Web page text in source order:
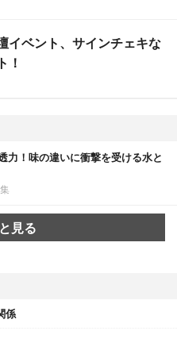
イベント、サインチェキな
！
力！味の違いに衝撃を受ける水と
見る
係